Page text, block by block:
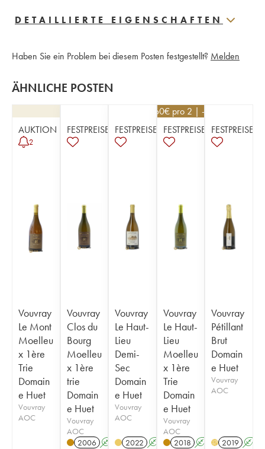
DETAILLIERTE EIGENSCHAFTEN
Haben Sie ein Problem bei diesem Posten festgestellt? Melden
ÄHNLICHE POSTEN
AUKTION
2
Vouvray
Le Mont
Moelleu
x 1ère
Trie
Domain
e Huet
Vouvray
AOC
FESTPREISE
Vouvray
Clos du
Bourg
Moelleu
x 1ère
trie
Domain
e Huet
Vouvray
AOC
2006 A S
FESTPREISE
Vouvray
Le Haut-
Lieu
Demi-
Sec
Domain
e Huet
Vouvray
AOC
2022 A S
48,60€ pro 2 | -10%
FESTPREISE
Vouvray
Le Haut-
Lieu
Moelleu
x 1ère
Trie
Domain
e Huet
Vouvray
AOC
2018 A S
FESTPREISE
Vouvray
Pétillant
Brut
Domain
e Huet
Vouvray
AOC
H 2019 A